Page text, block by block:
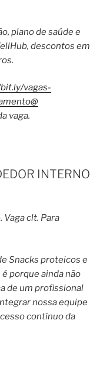
plano de saúde e
descontos em
vagas-
vaga.
INTERNO
clt. Para
Snacks proteicos e
porque ainda não
de um profissional
nossa equipe
contínuo da